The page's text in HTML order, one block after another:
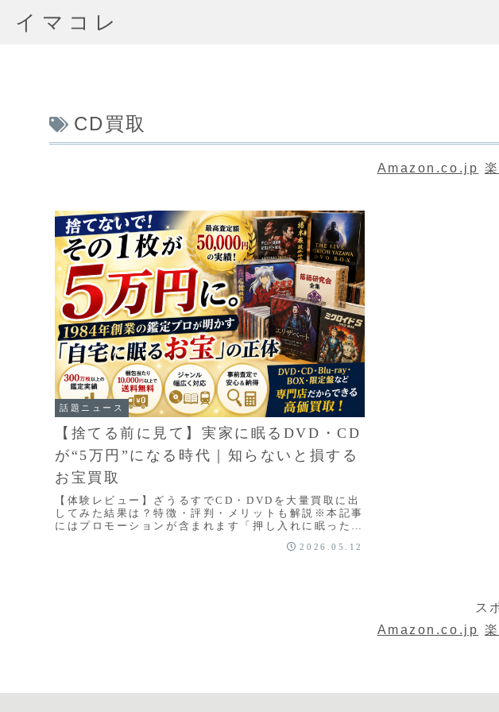
イマコレ
CD買取
Amazon.co.jp
話題ニュース
【捨てる前に見て】実家に眠るDVD・CD
が“5万円”になる時代｜知らないと損する
お宝買取
【体験レビュー】ざうるすでCD・DVDを大量買取に出
してみた結果は？特徴・評判・メリットも解説※本記事
にはプロモーションが含まれます「押し入れに眠った
2026.05.12
ス
Amazon.co.jp